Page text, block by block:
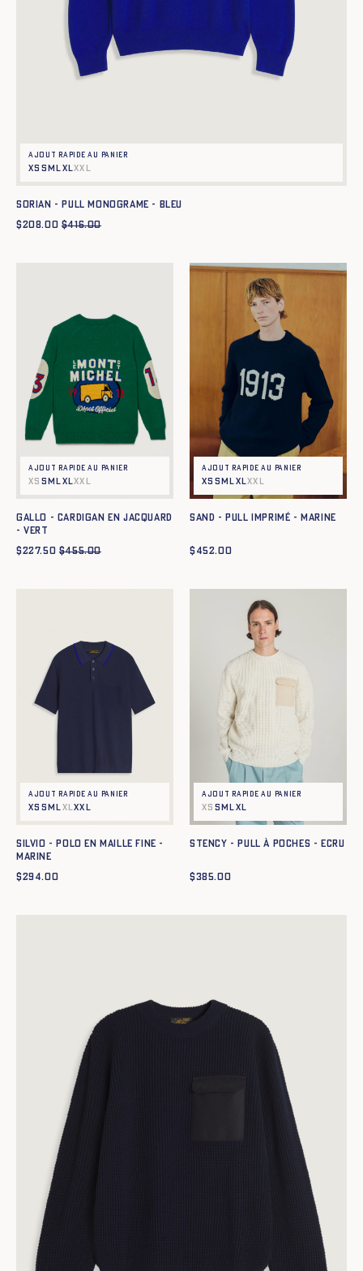
Ajout rapide au panier
XS S M L XLXXL
SORIAN - PULL MONOGRAME - BLEU
$208.00 $416.00
Ajout rapide au panier
XS S M L XLXXL
GALLO - CARDIGAN EN JACQUARD
- VERT
$227.50 $455.00
Ajout rapide au panier
XS S M L XLXXL
SAND - PULL IMPRIMÉ - MARINE
$452.00
Ajout rapide au panier
XS S M L XLXXL
SILVIO - POLO EN MAILLE FINE -
MARINE
$294.00
Ajout rapide au panier
XS S M L XL
Stency - Pull à poches - ECRU
$385.00